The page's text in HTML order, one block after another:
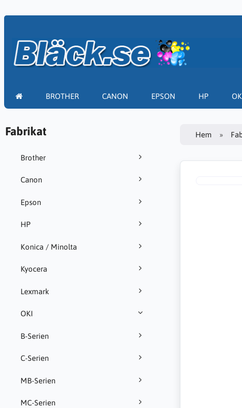
BROTHER CANON EPSON HP
Fabrikat
Brother
Canon
Epson
HP
Konica / Minolta
Kyocera
Lexmark
OKI
B-Serien
C-Serien
MB-Serien
MC-Serien
Hem